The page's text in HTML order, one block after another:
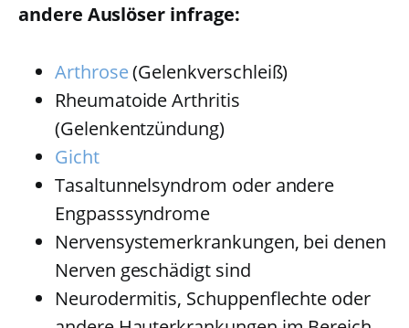
andere Auslöser infrage:
Arthrose(Gelenkverschleiß)
Rheumatoide Arthritis
(Gelenkentzündung)
Gicht
Tasaltunnelsyndrom oder andere
Engpasssyndrome
Nervensystemerkrankungen, bei denen
Nerven geschädigt sind
Neurodermitis, Schuppenflechte oder